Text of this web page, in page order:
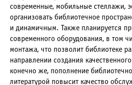
современные, мобильные стеллажи,
организовать библиотечное
и динамичным. Также планируется
современного оборудования, в том
монтажа, что позволит библиотеке
направлении создания
конечно же, пополнение
литературой повысит качество